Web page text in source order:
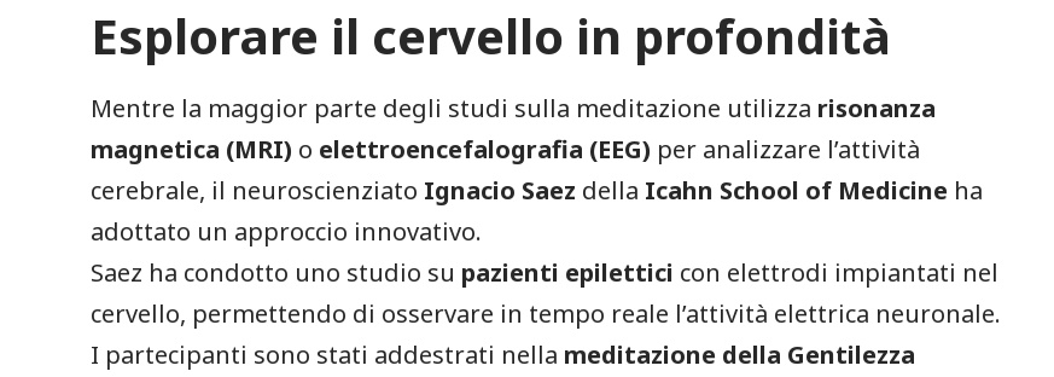
Esplorare il cervello in profondità
Mentre la maggior parte degli studi sulla meditazione utilizza risonanza
magnetica (MRI) o elettroencefalografia (EEG) per analizzare l’attività
cerebrale, il neuroscienziato Ignacio Saez della Icahn School of Medicine ha
adottato un approccio innovativo.
Saez ha condotto uno studio su pazienti epilettici con elettrodi impiantati nel
cervello, permettendo di osservare in tempo reale l’attività elettrica neuronale.
I partecipanti sono stati addestrati nella meditazione della Gentilezza